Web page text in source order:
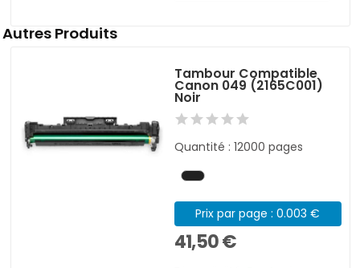
Autres Produits
Tambour Compatible
Canon 049 (2165C001)
Noir
Quantité : 12000 pages
Prix par page : 0.003 €
41,50 €